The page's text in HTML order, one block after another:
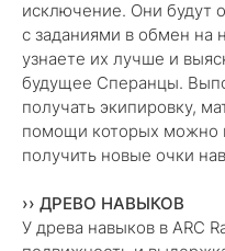
исключение. Они будут
с заданиями в обмен на
узнаете их лучше и
будущее Сперанцы.
получать экипировку,
помощи которых можно
получить новые очки
›› ДРЕВО НАВЫКОВ
У древа навыков в ARC